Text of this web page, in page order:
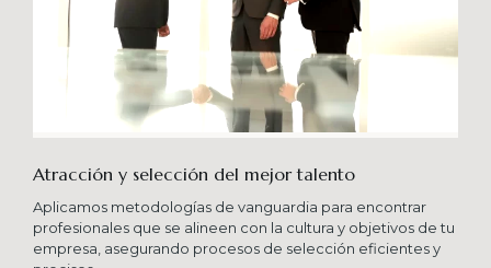
Atracción y selección del mejor talento
Aplicamos metodologías de vanguardia para encontrar
profesionales que se alineen con la cultura y objetivos de tu
empresa, asegurando procesos de selección eficientes y